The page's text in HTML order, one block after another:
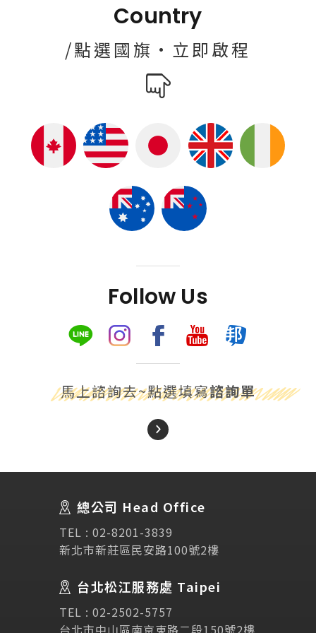
About Us 關於我們
講座活動
Testimonial 學生推薦
Links 相關連結
Country
/點選國旗·立即啟程
Follow Us
馬上諮詢去~點選填寫諮詢單
總公司 Head Office
TEL : 02-8201-3839
新北市新莊區民安路100號2樓
台北松江服務處 Taipei
TEL : 02-2502-5757
台北市中山區南京東路二段150號2樓